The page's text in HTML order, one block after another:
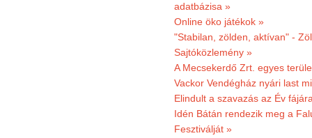
adatbázisa »
Online öko játékok »
"Stabilan, zölden, aktívan" -
Sajtóközlemény »
A Mecsekerdő Zrt. egyes
Vackor Vendégház nyári last
Elindult a szavazás az Év
Idén Bátán rendezik meg a
Fesztiválját »